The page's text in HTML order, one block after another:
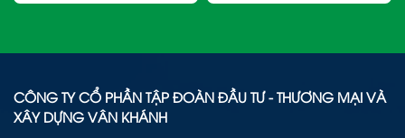
CÔNG TY CỔ PHẦN TẬP ĐOÀN ĐẦU TƯ - THƯƠNG MẠI VÀ
XÂY DỰNG VÂN KHÁNH